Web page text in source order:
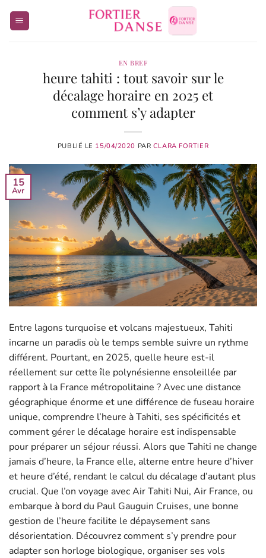
EN BREF
heure tahiti : tout savoir sur le
décalage horaire en 2025 et
comment s’y adapter
PUBLIÉ LE 15/04/2020 PAR CLARA FORTIER
15
Avr
Entre lagons turquoise et volcans majestueux, Tahiti
incarne un paradis où le temps semble suivre un rythme
différent. Pourtant, en 2025, quelle heure est-il
réellement sur cette île polynésienne ensoleillée par
rapport à la France métropolitaine ? Avec une distance
géographique énorme et une différence de fuseau horaire
unique, comprendre l’heure à Tahiti, ses spécificités et
comment gérer le décalage horaire est indispensable
pour préparer un séjour réussi. Alors que Tahiti ne change
jamais d’heure, la France elle, alterne entre heure d’hiver
et heure d’été, rendant le calcul du décalage d’autant plus
crucial. Que l’on voyage avec Air Tahiti Nui, Air France, ou
embarque à bord du Paul Gauguin Cruises, une bonne
gestion de l’heure facilite le dépaysement sans
désorientation. Découvrez comment s’y prendre pour
adapter son horloge biologique, organiser ses vols